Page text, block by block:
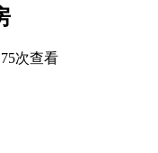
次查看